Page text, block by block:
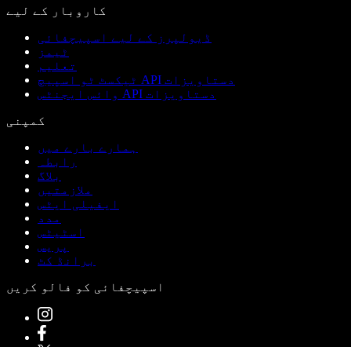
کاروبار کے لیے
ڈیولپرز کے لیے اسپیچفائی
ٹیمز
تعلیم
ٹیکسٹ ٹو اسپیچ API دستاویزات
وائس ایجنٹس API دستاویزات
کمپنی
ہمارے بارے میں
رابطہ
بلاگ
ملازمتیں
ایفیلی ایٹس
مدد
اسٹیٹس
پریس
برانڈ کٹ
اسپیچفائی کو فالو کریں